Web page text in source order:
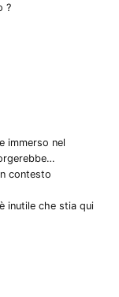
?
immerso nel
contesto
inutile che stia qui